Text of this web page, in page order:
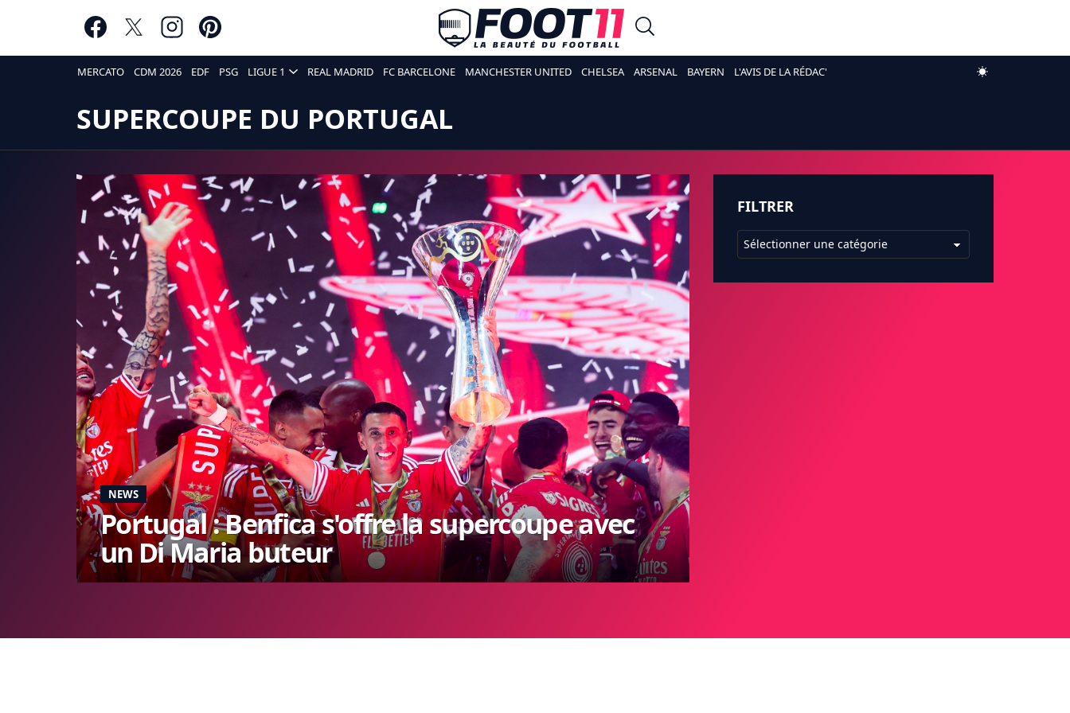
MERCATO CDM 2026 EDF PSG LIGUE 1 REAL MADRID FC BARCELONE MANCHESTER UNITED CHELSEA ARSENAL BAYERN L'AVIS DE LA RÉDAC'
SUPERCOUPE DU PORTUGAL
NEWS
Portugal : Benfica s'offre la supercoupe avec
un Di Maria buteur
FILTRER